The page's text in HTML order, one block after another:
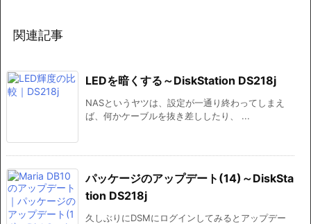
関連記事
LEDを暗くする～DiskStation DS218j
NASというヤツは、設定が一通り終わってしまえ
ば、何かケーブルを抜き差ししたり、 ...
パッケージのアップデート(14)～DiskSta
tion DS218j
久しぶりにDSMにログインしてみるとアップデー